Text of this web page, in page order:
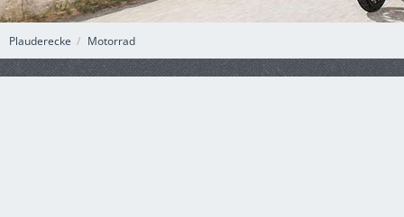
Plauderecke Motorrad